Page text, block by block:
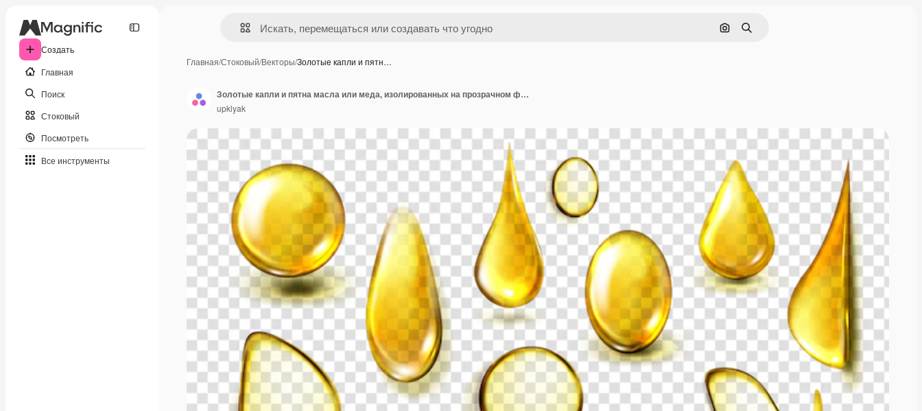
Создать
Главная
Поиск
Стоковый
Посмотреть
Все инструменты
Поиск по изображению
Поиск
Главная/Стоковый/Векторы/Золотые капли и пятн…
Золотые капли и пятна масла или меда, изолированных на прозрачном фоне. реалистичный макет жидких золотых капель органического косметического или пищевого масла, вид сверху прозрачных желтых луж
upklyak